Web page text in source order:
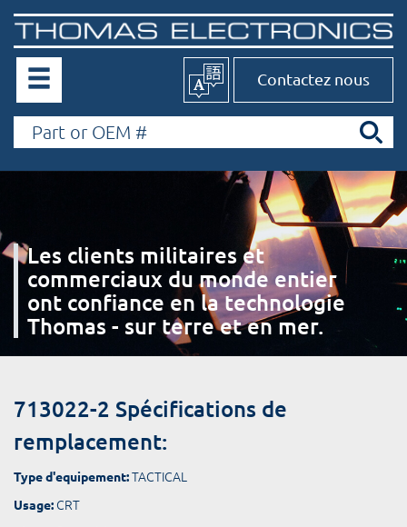
Contactez nous
Les clients militaires et
commerciaux du monde entier
ont confiance en la technologie
Thomas - sur terre et en mer.
713022-2 Spécifications de
remplacement:
Type d'equipement:TACTICAL
Usage: CRT